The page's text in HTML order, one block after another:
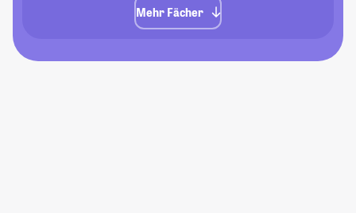
Mehr Fächer